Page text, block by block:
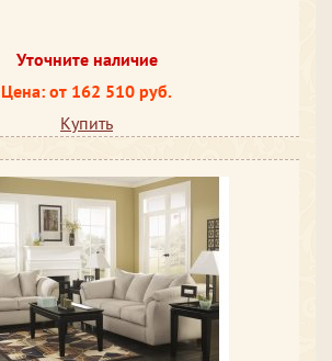
Уточните наличие
Цена: от 162 510 руб.
Купить